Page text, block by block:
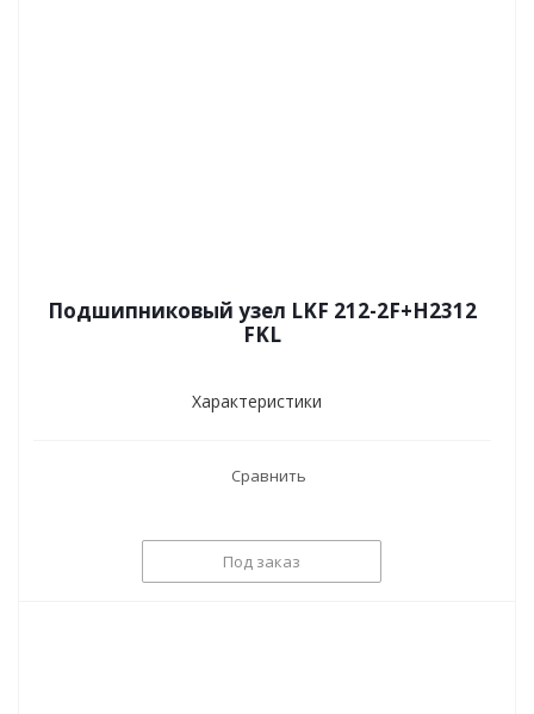
Подшипниковый узел LKF 212-2F+H2312
FKL
Характеристики
Сравнить
Под заказ